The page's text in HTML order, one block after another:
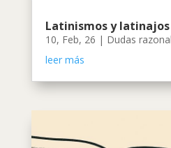
Latinismos y latinajos
10, Feb, 26 | Dudas
leer más